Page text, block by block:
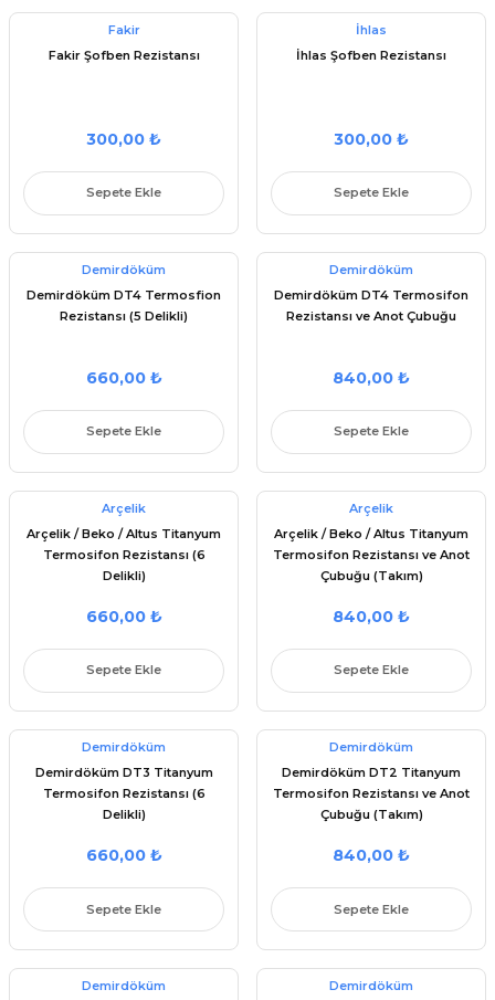
Fakir
Fakir Şofben Rezistansı
300,00 ₺
Sepete Ekle
İhlas
İhlas Şofben Rezistansı
300,00 ₺
Sepete Ekle
Demirdöküm
Demirdöküm DT4 Termosfion
Rezistansı (5 Delikli)
660,00 ₺
Sepete Ekle
Demirdöküm
Demirdöküm DT4 Termosifon
Rezistansı ve Anot Çubuğu
840,00 ₺
Sepete Ekle
Arçelik
Arçelik / Beko / Altus Titanyum
Termosifon Rezistansı (6
Delikli)
660,00 ₺
Sepete Ekle
Arçelik
Arçelik / Beko / Altus Titanyum
Termosifon Rezistansı ve Anot
Çubuğu (Takım)
840,00 ₺
Sepete Ekle
Demirdöküm
Demirdöküm DT3 Titanyum
Termosifon Rezistansı (6
Delikli)
660,00 ₺
Sepete Ekle
Demirdöküm
Demirdöküm DT2 Titanyum
Termosifon Rezistansı ve Anot
Çubuğu (Takım)
840,00 ₺
Sepete Ekle
Demirdöküm
Demirdöküm